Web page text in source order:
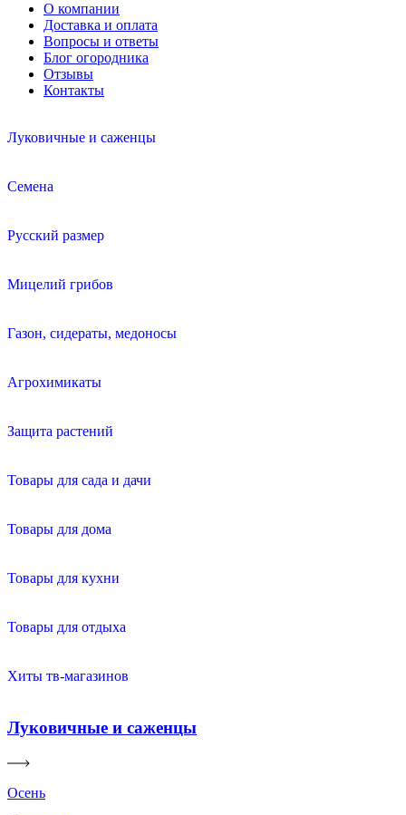
О компании
Доставка и оплата
Вопросы и ответы
Блог огородника
Отзывы
Контакты
Луковичные и саженцы
Семена
Русский размер
Мицелий грибов
Газон, сидераты, медоносы
Агрохимикаты
Защита растений
Товары для сада и дачи
Товары для дома
Товары для кухни
Товары для отдыха
Хиты тв-магазинов
Луковичные и саженцы
Осень